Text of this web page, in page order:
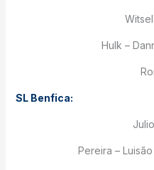
Hulk –
SL Benfica:
Pereira –